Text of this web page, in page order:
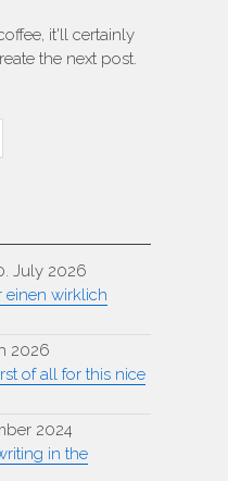
it'll certainly
the next post.
July 2026
einen wirklich
2026
of all for this nice
2024
in the